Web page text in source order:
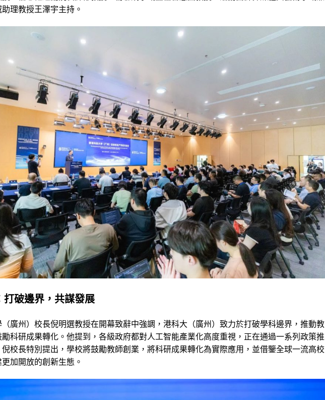
理教授王澤宇主持。
打破邊界，共謀發展
廣州）校長倪明選教授在開幕致辭中強調，港科大（廣州）致力於打破學科邊界，推動教
科研成果轉化。他提到，各級政府都對人工智能產業化高度重視，正在通過一系列政策推
校長特別提出，學校將鼓勵教師創業，將科研成果轉化為實際應用，並借鑒全球一流高校
加開放的創新生態。